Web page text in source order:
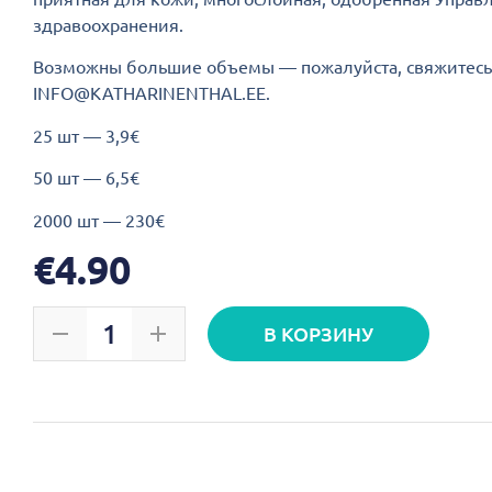
здравоохранения.
Возможны большие объемы — пожалуйста,
INFO@KATHARINENTHAL.EE.
25 шт — 3,9€
50 шт — 6,5€
2000 шт — 230€
€4.90
В КОРЗИНУ